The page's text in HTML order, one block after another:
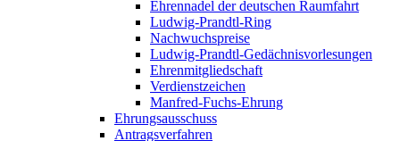
Ehrennadel der deutschen Raumfahrt
Ludwig-Prandtl-Ring
Nachwuchspreise
Ludwig-Prandtl-Gedächnisvorlesungen
Ehrenmitgliedschaft
Verdienstzeichen
Manfred-Fuchs-Ehrung
Ehrungsausschuss
Antragsverfahren